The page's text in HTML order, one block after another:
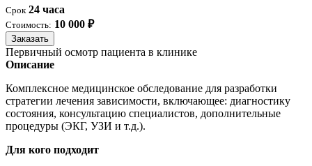
Срок 24 часа
Стоимость: 10 000 ₽
Заказать
Первичный осмотр пациента в клинике
Описание
Комплексное медицинское обследование для разработки
стратегии лечения зависимости, включающее: диагностику
состояния, консультацию специалистов, дополнительные
процедуры (ЭКГ, УЗИ и т.д.).
Для кого подходит